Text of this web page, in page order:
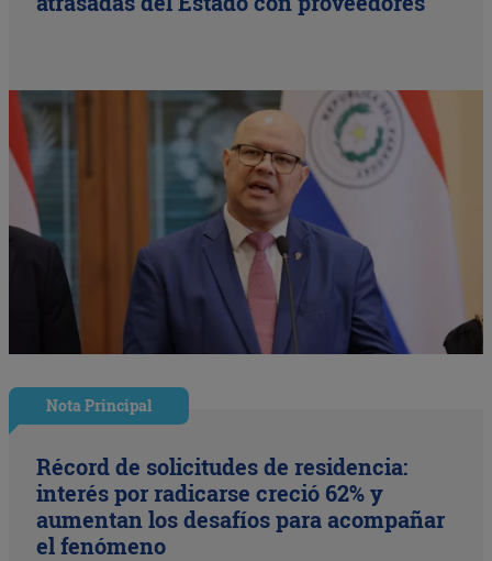
Nota Principal
Récord de solicitudes de residencia:
interés por radicarse creció 62% y
aumentan los desafíos para acompañar
el fenómeno